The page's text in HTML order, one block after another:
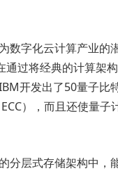
数字化云计算产业
过将经典的计算架
开发出了50量子
），而且还使量子
分层式存储架构中，